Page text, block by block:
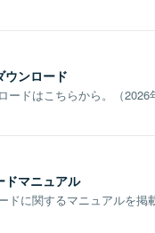
ウンロード
ードはこちらから。（2026
ドマニュアル
ドに関するマニュアルを掲